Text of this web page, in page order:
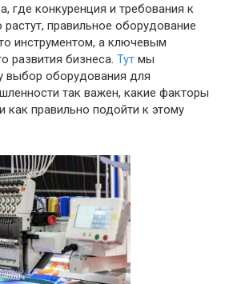
где конкуренция и требования к
растут, правильное оборудование
инструментом, а ключевым
развития бизнеса. Тут мы
выбор оборудования для
так важен, какие факторы
как правильно подойти к этому